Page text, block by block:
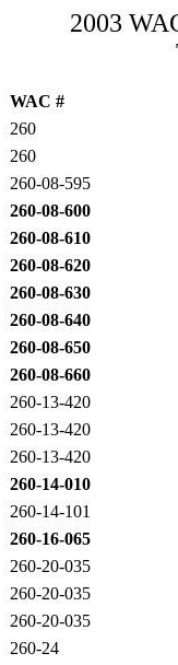
2003
WAC #
260
260
260-08-595
260-08-600
260-08-610
260-08-620
260-08-630
260-08-640
260-08-650
260-08-660
260-13-420
260-13-420
260-13-420
260-14-010
260-14-101
260-16-065
260-20-035
260-20-035
260-20-035
260-24